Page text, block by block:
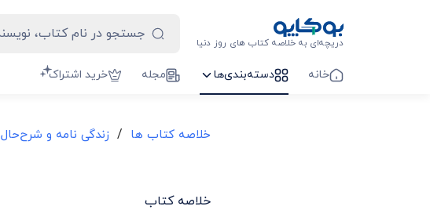
دریچه‌ای به خلاصه کتاب های روز دنیا
خانه دسته‌بندی‌ها مجله خرید اشتراک
خلاصه کتاب ها / زندگی نامه و شرح‌حال
خلاصه کتاب